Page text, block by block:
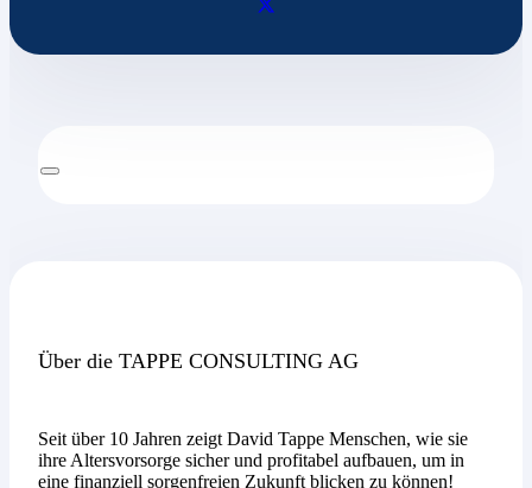
Über die TAPPE CONSULTING AG
Seit über 10 Jahren zeigt David Tappe Menschen, wie sie
ihre Altersvorsorge sicher und profitabel aufbauen, um in
eine finanziell sorgenfreien Zukunft blicken zu können!